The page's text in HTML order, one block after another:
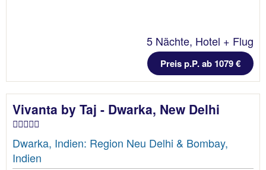
5 Nächte, Hotel + Flug
Preis p.P. ab 1079 €
Vivanta by Taj - Dwarka, New Delhi
Dwarka, Indien: Region Neu Delhi & Bombay,
Indien